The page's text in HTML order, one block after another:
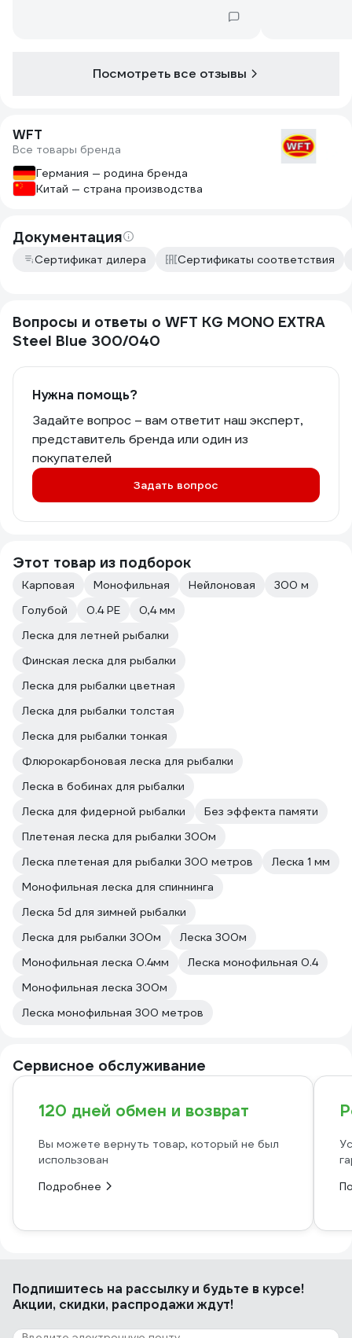
Посмотреть все отзывы
WFT
Все товары бренда
Германия — родина бренда
Китай — страна производства
Документация
Сертификат дилера Сертификаты соответствия
Вопросы и ответы о WFT KG MONO EXTRA
Steel Blue 300/040
Нужна помощь?
Задайте вопрос – вам ответит наш эксперт,
представитель бренда или один из
покупателей
Задать вопрос
Этот товар из подборок
Карповая Монофильная Нейлоновая
300 м
Голубой
0.4 PE
0,4 мм
Леска для летней рыбалки
Финская леска для рыбалки
Леска для рыбалки цветная
Леска для рыбалки толстая
Леска для рыбалки тонкая
Флюрокарбоновая леска для рыбалки
Леска в бобинах для рыбалки
Леска для фидерной рыбалки
Без эффекта памяти
Плетeная леска для рыбалки 300м
Леска плетеная для рыбалки 300 метров
Леска 1 мм
Монофильная леска для спиннинга
Леска 5d для зимней рыбалки
Леска для рыбалки 300м
Леска 300м
Монофильная леска 0.4мм
Леска монофильная 0.4
Монофильная леска 300м
Леска монофильная 300 метров
Сервисное обслуживание
120 дней обмен и возврат
Вы можете вернуть товар, который не был
использован
Подробнее
Подпишитесь на рассылкуи будьте в курсе!
Акции, скидки, распродажи ждут!